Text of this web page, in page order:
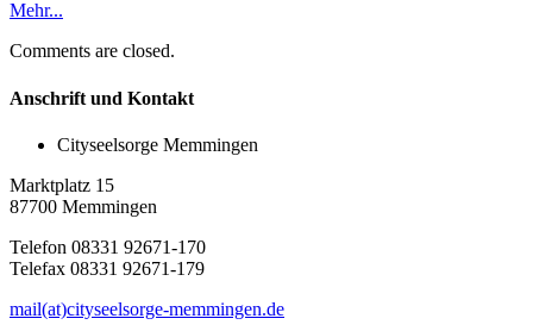
Mehr...
Comments are closed.
Anschrift und Kontakt
Cityseelsorge Memmingen
Marktplatz 15
87700 Memmingen
Telefon 08331 92671-170
Telefax 08331 92671-179
mail(at)cityseelsorge-memmingen.de